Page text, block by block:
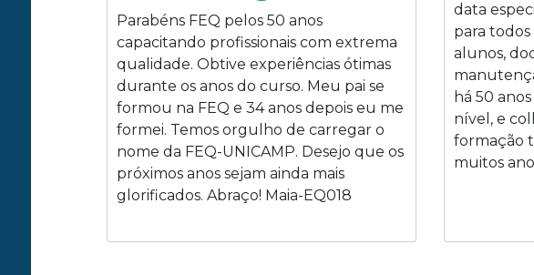
Parabéns FEQ pelos 50 anos
capacitando profissionais com extrema
qualidade. Obtive experiências ótimas
durante os anos do curso. Meu pai se
formou na FEQ e 34 anos depois eu me
formei. Temos orgulho de carregar o
nome da FEQ-UNICAMP. Desejo que os
próximos anos sejam ainda mais
glorificados. Abraço! Maia-EQ018
data
para
alunos,
há 50
nível, e
formação
muitos